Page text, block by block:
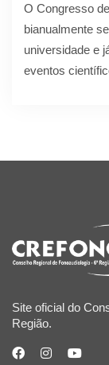
O Congresso
bianualmente
universidade e
eventos
Site oficial do
Região.